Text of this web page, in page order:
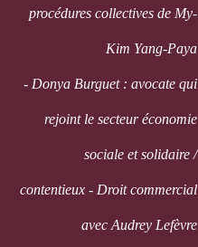
procédures collectives de My-
Kim Yang-Paya
- Donya Burguet : avocate qui
rejoint le secteur économie
sociale et solidaire /
contentieux - Droit commercial
avec Audrey Lefèvre